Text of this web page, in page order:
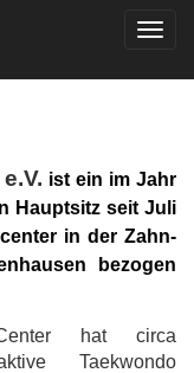
ist ein im Jahr
Hauptsitz seit Juli
in der Zahn-
bezogen
hat circa
Taekwondo